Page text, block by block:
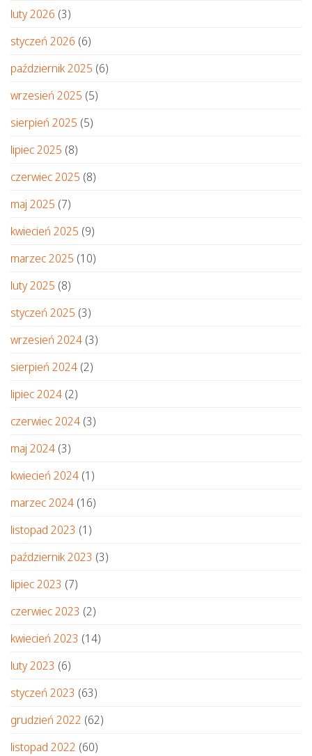
luty 2026 (3)
styczeń 2026 (6)
październik 2025 (6)
wrzesień 2025 (5)
sierpień 2025 (5)
lipiec 2025 (8)
czerwiec 2025 (8)
maj 2025 (7)
kwiecień 2025 (9)
marzec 2025 (10)
luty 2025 (8)
styczeń 2025 (3)
wrzesień 2024 (3)
sierpień 2024 (2)
lipiec 2024 (2)
czerwiec 2024 (3)
maj 2024 (3)
kwiecień 2024 (1)
marzec 2024 (16)
listopad 2023 (1)
październik 2023 (3)
lipiec 2023 (7)
czerwiec 2023 (2)
kwiecień 2023 (14)
luty 2023 (6)
styczeń 2023 (63)
grudzień 2022 (62)
listopad 2022 (60)